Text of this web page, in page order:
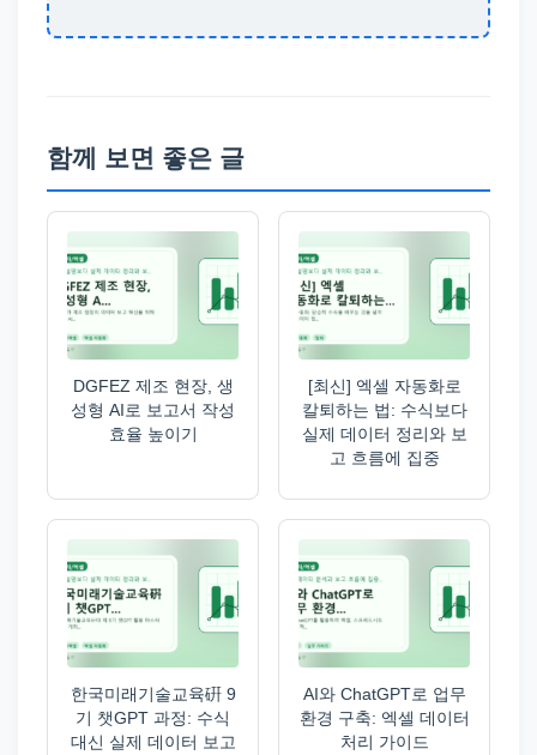
함께 보면 좋은 글
DGFEZ 제조 현장, 생
성형 AI로 보고서 작성
효율 높이기
[최신] 엑셀 자동화로
칼퇴하는 법: 수식보다
실제 데이터 정리와 보
고 흐름에 집중
한국미래기술교육硏 9
기 챗GPT 과정: 수식
대신 실제 데이터 보고
AI와 ChatGPT로 업무
환경 구축: 엑셀 데이터
처리 가이드